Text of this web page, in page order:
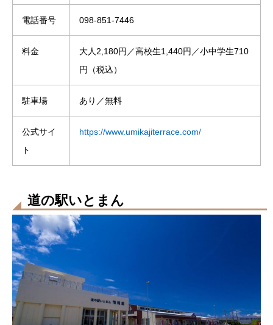
電話番号 098-851-7446
料金
大人2,180円／高校生1,440円／小中学生710
円（税込）
駐車場 あり／無料
公式サイ
ト
https://www.umikajiterrace.com/
道の駅いとまん